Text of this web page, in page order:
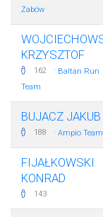
Żabów
KRZYSZTOF
162 · Baltan Run
Team
BUJACZ JAKUB
188 · Ampio Team
FIJAŁKOWSKI
KONRAD
143